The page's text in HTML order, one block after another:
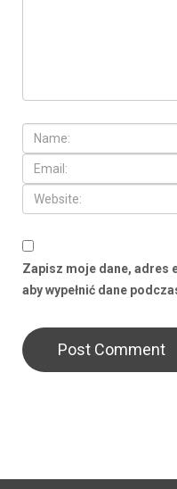
Zapisz moje dane, adres
aby wypełnić dane